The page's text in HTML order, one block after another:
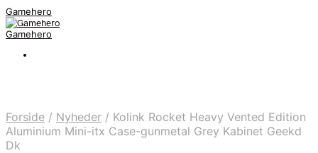
Gamehero
Gamehero
Forside / Nyheder / Kolink Rocket Heavy Vented Edition
Aluminium Mini-itx Case-gunmetal Grey Kabinet Geekd
Dk